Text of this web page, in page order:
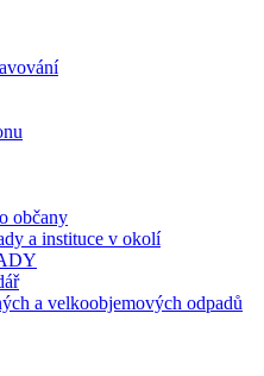
občany
a instituce v okolí
a velkoobjemových odpadů